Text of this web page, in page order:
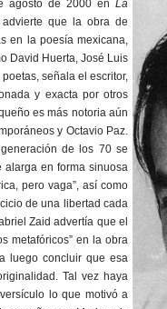
agosto de 2000 en La
que la obra de
en la poesía mexicana,
David Huerta, José Luis
señala el escritor,
y exacta por otros
es más notoria aún
y Octavio Paz.
de los 70 se
alarga en forma sinuosa
pero vaga”, así como
de una libertad cada
Zaid advertía que el
metafóricos” en la obra
luego concluir que esa
Tal vez haya
lo que motivó a